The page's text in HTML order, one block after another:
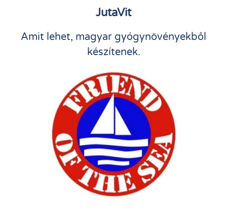
JutaVit
Amit lehet, magyar gyógynövényekből
készítenek.